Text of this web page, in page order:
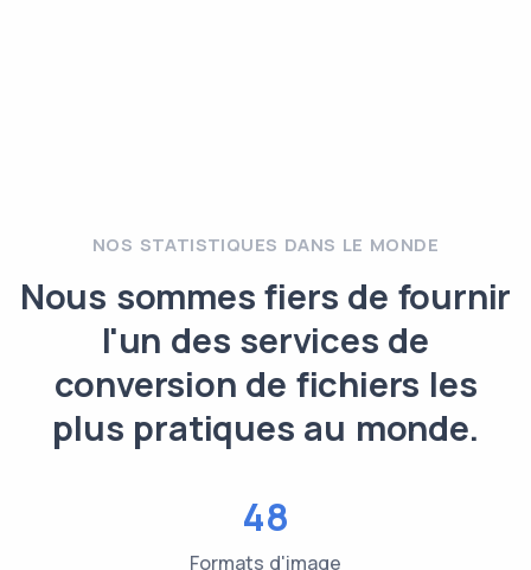
NOS STATISTIQUES DANS LE MONDE
Nous sommes fiers de fournir
l'un des services de
conversion de fichiers les
plus pratiques au monde.
48
Formats d'image